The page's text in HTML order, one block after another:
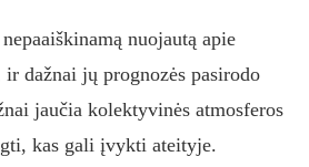
nuojautą apie
ir dažnai jų prognozės pasirodo
jaučia kolektyvinės atmosferos
kas gali įvykti ateityje.